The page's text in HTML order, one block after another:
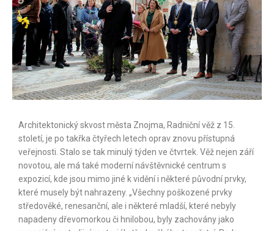
Architektonický skvost města Znojma, Radniční věž z 15.
století, je po takřka čtyřech letech oprav znovu přístupná
veřejnosti. Stalo se tak minulý týden ve čtvrtek. Věž nejen září
novotou, ale má také moderní návštěvnické centrum s
expozicí, kde jsou mimo jiné k vidění i některé původní prvky,
které musely být nahrazeny. „Všechny poškozené prvky
středověké, renesanční, ale i některé mladší, které nebyly
napadeny dřevomorkou či hnilobou, byly zachovány jako